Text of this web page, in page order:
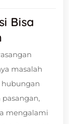
Bisa
masalah
mengalami